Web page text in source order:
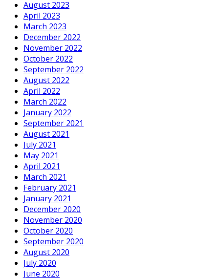
August 2023
April 2023
March 2023
December 2022
November 2022
October 2022
September 2022
August 2022
April 2022
March 2022
January 2022
September 2021
August 2021
July 2021
May 2021
April 2021
March 2021
February 2021
January 2021
December 2020
November 2020
October 2020
September 2020
August 2020
July 2020
June 2020